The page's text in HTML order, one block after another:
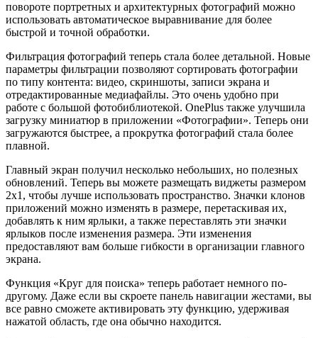
повороте портретных и архитектурных фотографий можно
использовать автоматическое выравнивание для более
быстрой и точной обработки.
Фильтрация фотографий теперь стала более детальной. Новые
параметры фильтрации позволяют сортировать фотографии
по типу контента: видео, скриншоты, записи экрана и
отредактированные медиафайлы. Это очень удобно при
работе с большой фотобиблиотекой. OnePlus также улучшила
загрузку миниатюр в приложении «Фотографии». Теперь они
загружаются быстрее, а прокрутка фотографий стала более
плавной.
Главный экран получил несколько небольших, но полезных
обновлений. Теперь вы можете размещать виджеты размером
2х1, чтобы лучше использовать пространство. Значки клонов
приложений можно изменять в размере, перетаскивая их,
добавлять к ним ярлыки, а также переставлять эти значки
ярлыков после изменения размера. Эти изменения
предоставляют вам больше гибкости в организации главного
экрана.
Функция «Круг для поиска» теперь работает немного по-
другому. Даже если вы скроете панель навигации жестами, вы
все равно сможете активировать эту функцию, удерживая
нажатой область, где она обычно находится.